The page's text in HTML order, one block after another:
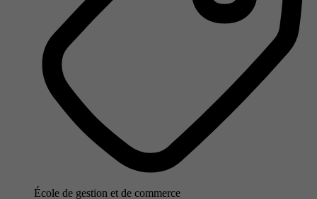
École de gestion et de commerce